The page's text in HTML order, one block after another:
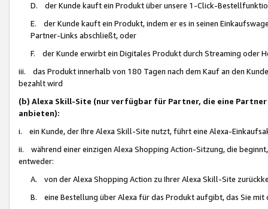
D. der Kunde kauft ein Produkt über unsere 1-Click-
E. der Kunde kauft ein Produkt, indem er es in seinen
Partner-Links abschließt, oder
F. der Kunde erwirbt ein Digitales Produkt durch Streaming oder
iii. das Produkt innerhalb von 180 Tagen nach dem Kauf an den
bezahlt wird
(b) Alexa Skill-Site (nur verfügbar für Partner, die eine
anbieten):
i. ein Kunde, der Ihre Alexa Skill-Site nutzt, führt eine Alexa-
ii. während einer einzigen Alexa Shopping Action-Sitzung, die
entweder:
A. von der Alexa Shopping Action zu Ihrer Alexa Skill-Site
B. eine Bestellung über Alexa für das Produkt aufgibt, das Sie mit